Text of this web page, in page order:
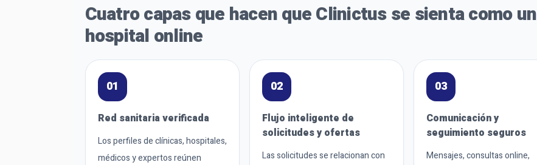
Cuatro capas que hacen que Clinictus se sienta como un
hospital online
01
Red sanitaria verificada
Los perfiles de clínicas, hospitales,
médicos y expertos reúnen
02
Flujo inteligente de
solicitudes y ofertas
Las solicitudes se relacionan con
03
Comunicación y
seguimiento seguros
Mensajes, consultas online,